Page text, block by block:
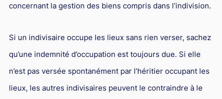
concernant la gestion des biens compris dans l’indivision.
Si un indivisaire occupe les lieux sans rien verser, sachez
qu’une indemnité d’occupation est toujours due. Si elle
n’est pas versée spontanément par l’héritier occupant les
lieux, les autres indivisaires peuvent le contraindre à le